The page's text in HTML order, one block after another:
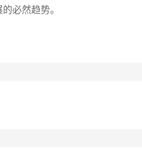
必然趋势。